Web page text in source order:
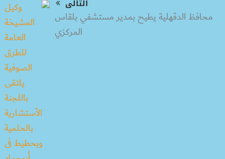
التالى
محافظ الدقهلية يطيح بمدير مستشفي بلقاس
المركزي